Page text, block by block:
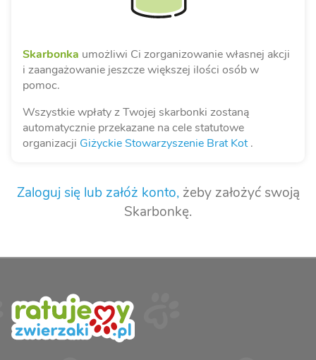
Skarbonka umożliwi Ci zorganizowanie własnej akcji
i zaangażowanie jeszcze większej ilości osób w
pomoc.
Wszystkie wpłaty z Twojej skarbonki zostaną
automatycznie przekazane na cele statutowe
organizacji Giżyckie Stowarzyszenie Brat Kot.
Zaloguj się lub załóż konto,żeby założyć swoją
Skarbonkę.